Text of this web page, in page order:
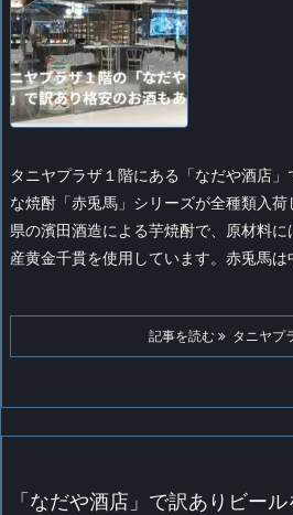
タニヤプラザ１階にある「なだや酒店
な焼酎「赤兎馬」シリーズが全種類入
県の濱田酒造による芋焼酎で、原材料
産黄金千貫を使用しています。 赤兎馬は
記事を読む タニヤプ
「なだや酒店」で訳ありビー